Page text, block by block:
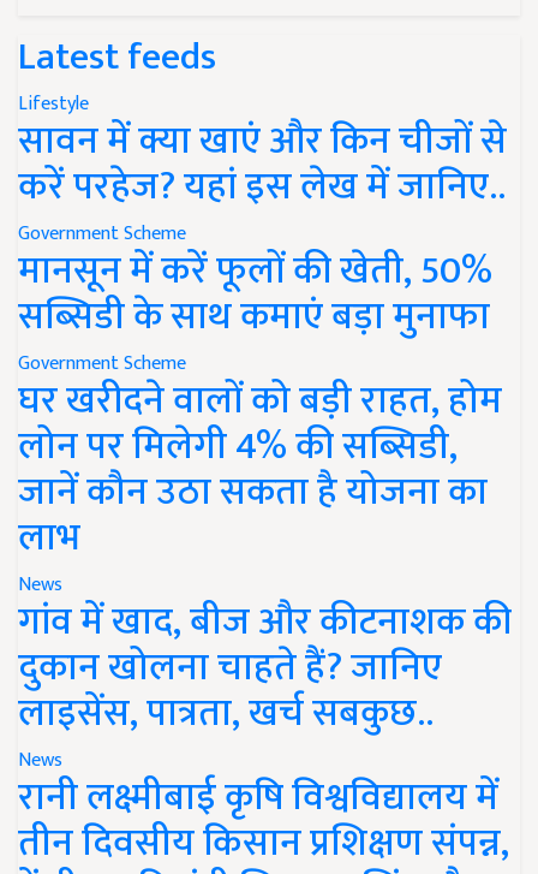
Latest feeds
Lifestyle
सावन में क्या खाएं और किन चीजों से
करें परहेज? यहां इस लेख में जानिए..
Government Scheme
मानसून में करें फूलों की खेती, 50%
सब्सिडी के साथ कमाएं बड़ा मुनाफा
Government Scheme
घर खरीदने वालों को बड़ी राहत, होम
लोन पर मिलेगी 4% की सब्सिडी,
जानें कौन उठा सकता है योजना का
लाभ
News
गांव में खाद, बीज और कीटनाशक की
दुकान खोलना चाहते हैं? जानिए
लाइसेंस, पात्रता, खर्च सबकुछ..
News
रानी लक्ष्मीबाई कृषि विश्वविद्यालय में
तीन दिवसीय किसान प्रशिक्षण संपन्न,